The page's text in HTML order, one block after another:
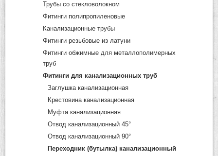
Трубы со стекловолокном
Фитинги полипропиленовые
Канализационные трубы
Фитинги резьбовые из латуни
Фитинги обжимные для металлополимерных
труб
Фитинги для канализационных труб
Заглушка канализационная
Крестовина канализационная
Муфта канализационная
Отвод канализационный 45°
Отвод канализационный 90°
Переходник (бутылка) канализационный